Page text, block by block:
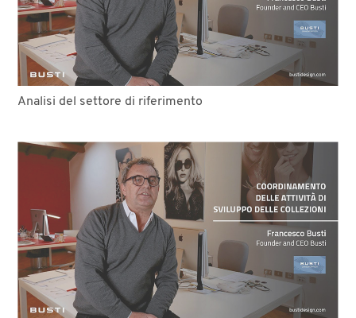
Analisi del settore di riferimento